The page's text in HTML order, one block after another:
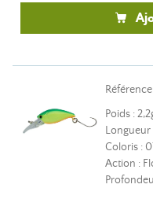
Poids :
Coloris :
Action :